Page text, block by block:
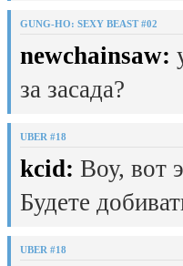
GUNG-HO: SEXY BEAST #02
newchainsaw:
за засада?
UBER #18
kcid: Воу, вот
Будете
UBER #18